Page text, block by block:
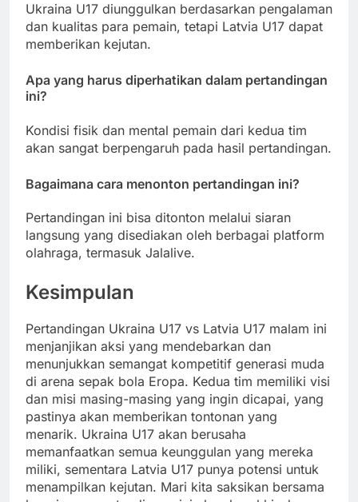
Ukraina U17 diunggulkan berdasarkan pengalaman
dan kualitas para pemain, tetapi Latvia U17 dapat
memberikan kejutan.
Apa yang harus diperhatikan dalam pertandingan
ini?
Kondisi fisik dan mental pemain dari kedua tim
akan sangat berpengaruh pada hasil pertandingan.
Bagaimana cara menonton pertandingan ini?
Pertandingan ini bisa ditonton melalui siaran
langsung yang disediakan oleh berbagai platform
olahraga, termasuk Jalalive.
Kesimpulan
Pertandingan Ukraina U17 vs Latvia U17 malam ini
menjanjikan aksi yang mendebarkan dan
menunjukkan semangat kompetitif generasi muda
di arena sepak bola Eropa. Kedua tim memiliki visi
dan misi masing-masing yang ingin dicapai, yang
pastinya akan memberikan tontonan yang
menarik. Ukraina U17 akan berusaha
memanfaatkan semua keunggulan yang mereka
miliki, sementara Latvia U17 punya potensi untuk
menampilkan kejutan. Mari kita saksikan bersama